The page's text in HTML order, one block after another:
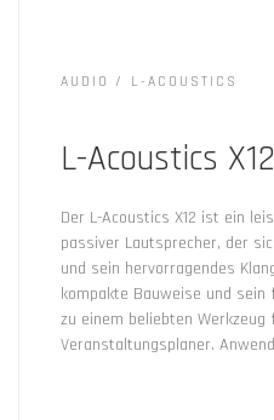
AUDIO L-ACOUSTICS
L-Acoustics X12
Der L-Acoustics X12 ist ein
passiver Lautsprecher, der
und sein hervorragendes
kompakte Bauweise und sein
zu einem beliebten Werkzeug
Veranstaltungsplaner.